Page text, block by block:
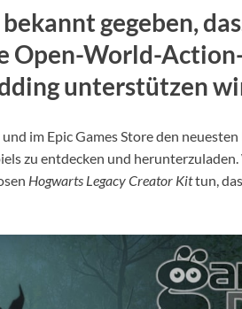
gegeben,
Open-World-
unterstützen
im Epic Games Store den
zu entdecken und
Hogwarts Legacy Creator Kittun,